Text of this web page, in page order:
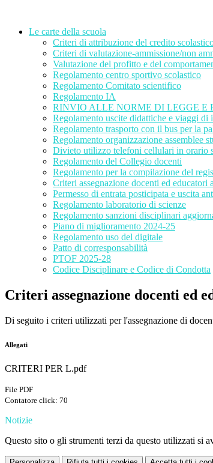
Le carte della scuola
Criteri di attribuzione del credito
Criteri di valutazione-ammissione/non
Valutazione del profitto e del
Regolamento centro sportivo scolastico
Regolamento Comitato scientifico
Regolamento IA
RINVIO ALLE NORME DI LEGGE E
Regolamento uscite didattiche e viaggi di
Regolamento trasporto con il bus per la
Regolamento organizzazione assemblee
Divieto utilizzo telefoni cellulari in orario
Regolamento del Collegio docenti
Regolamento per la compilazione del
Criteri assegnazione docenti ed educatori
Permesso di entrata posticipata e uscita
Regolamento laboratorio di scienze
Regolamento sanzioni disciplinari
Piano di miglioramento 2024-25
Regolamento uso del digitale
Patto di corresponsabilità
PTOF 2025-28
Codice Disciplinare e Codice di Condotta
Criteri assegnazione docenti ed
Di seguito i criteri utilizzati per l'assegnazione di
Allegati
CRITERI PER L.pdf
File PDF
Contatore click: 70
Notizie
Questo sito o gli strumenti terzi da questo utilizzati si